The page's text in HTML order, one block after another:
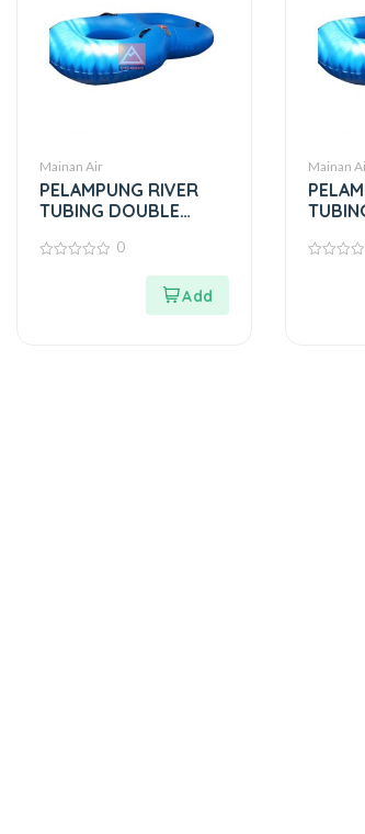
Mainan Air
PELAMPUNG RIVER
TUBING DOUBLE
0
Mainan